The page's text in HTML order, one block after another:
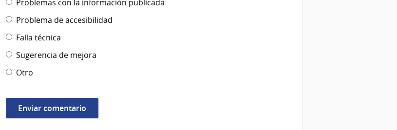
Problemas con la información publicada
Problema de accesibilidad
Falla técnica
Sugerencia de mejora
Otro